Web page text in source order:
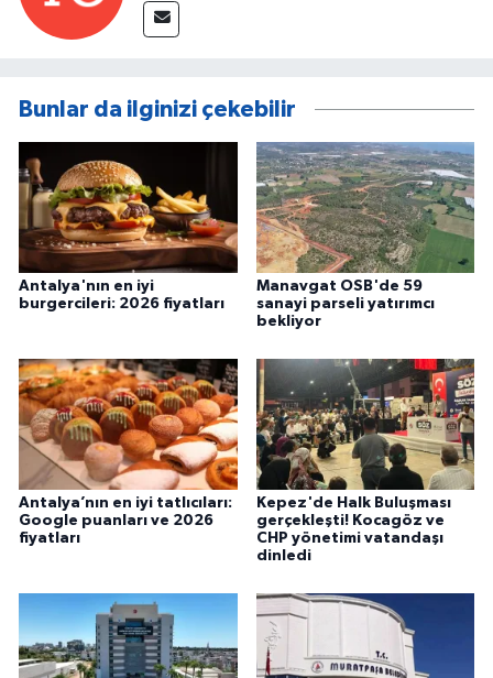
Bunlar da ilginizi çekebilir
Antalya'nın en iyi
burgercileri: 2026 fiyatları
Manavgat OSB'de 59
sanayi parseli yatırımcı
bekliyor
Antalya’nın en iyi tatlıcıları:
Google puanları ve 2026
fiyatları
Kepez'de Halk Buluşması
gerçekleşti! Kocagöz ve
CHP yönetimi vatandaşı
dinledi